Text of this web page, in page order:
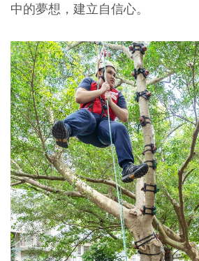
中的夢想，建立自信心。